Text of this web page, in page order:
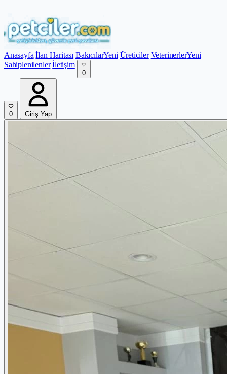
Anasayfa İlan Haritası BakıcılarYeni Üreticiler VeterinerlerYeni
Sahiplenilenler İletişim
0
0 Giriş Yap